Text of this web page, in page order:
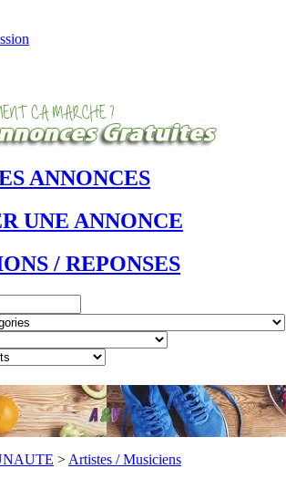
ANNONCES
UNE ANNONCE
/ REPONSES
> Artistes / Musiciens